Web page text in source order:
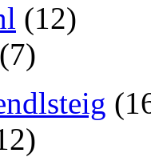
(12)
(7)